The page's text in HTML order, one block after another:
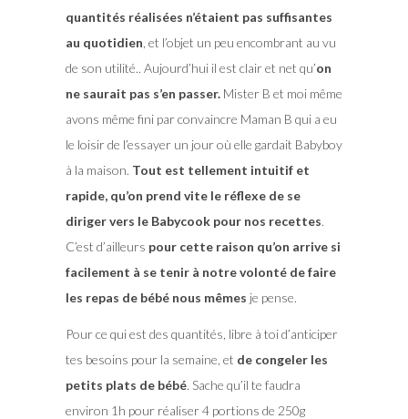
quantités réalisées n’étaient pas suffisantes
au quotidien , et l’objet un peu encombrant au vu
de son utilité.. Aujourd’hui il est clair et net qu’on
ne saurait pas s’en passer.Mister B et moi même
avons même fini par convaincre Maman B qui a eu
le loisir de l’essayer un jour où elle gardait Babyboy
à la maison. Tout est tellement intuitif et
rapide, qu’on prend vite le réflexe de se
diriger vers le Babycook pour nos recettes.
C’est d’ailleurs pour cette raison qu’on arrive si
facilement à se tenir à notre volonté de faire
les repas de bébé nous mêmes je pense.
Pour ce qui est des quantités, libre à toi d’anticiper
tes besoins pour la semaine, et de congeler les
petits plats de bébé. Sache qu’il te faudra
environ 1h pour réaliser 4 portions de 250g